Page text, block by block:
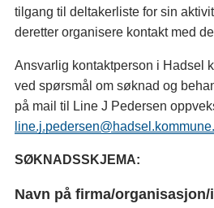
tilgang til deltakerliste for sin
deretter organisere kontakt med
Ansvarlig kontaktperson i Hadsel
ved spørsmål om søknad og
på mail til Line J Pedersen
SØKNADSSKJEMA:
Navn på firma/